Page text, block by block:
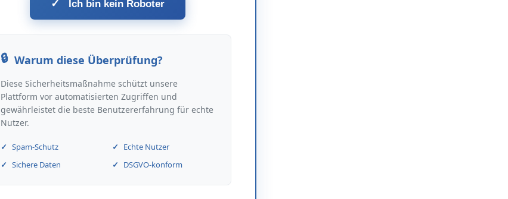
✓ Ich bin kein Roboter
Warum diese Überprüfung?
Diese Sicherheitsmaßnahme schützt unsere
Plattform vor automatisierten Zugriffen und
gewährleistet die beste Benutzererfahrung für echte
Nutzer.
Spam-Schutz
Echte Nutzer
Sichere Daten
DSGVO-konform